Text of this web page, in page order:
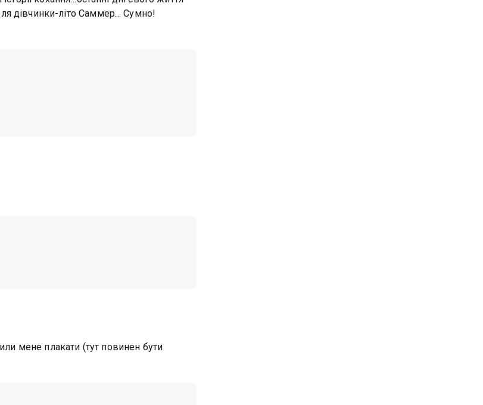
дівчинки-літо Саммер… Сумно!
мене плакати (тут повинен бути